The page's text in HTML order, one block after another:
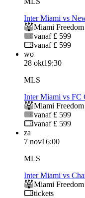
Inter Miami vs
Miami
vanaf £ 599
vanaf £ 599
wo
28 okt19:30
MLS
Inter Miami vs FC
Miami
vanaf £ 599
vanaf £ 599
za
7 nov16:00
MLS
Inter Miami vs
Miami
tickets